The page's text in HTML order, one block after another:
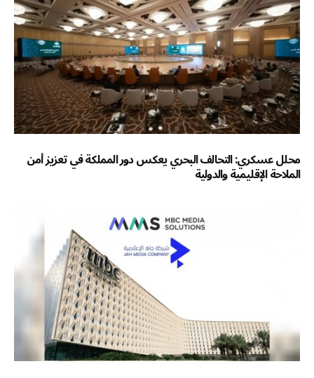
محلل عسكري: التحالف البحري يعكس دور المملكة في تعزيز أمن
الملاحة الإقليمية والدولية